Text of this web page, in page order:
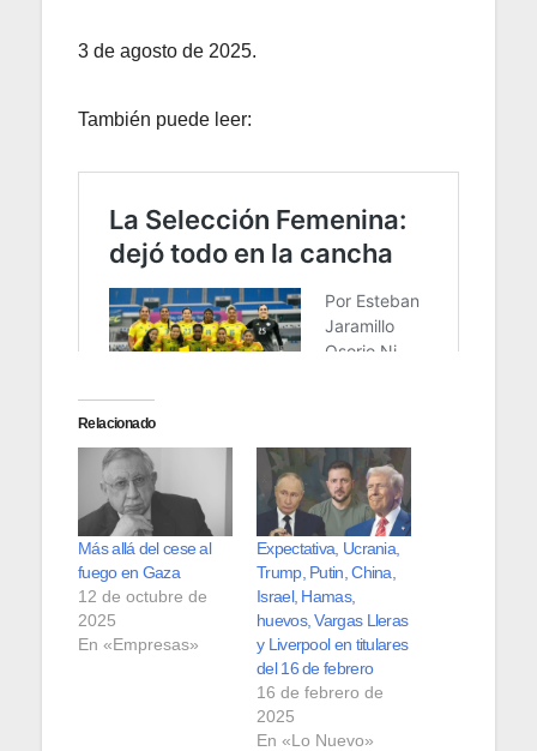
3 de agosto de 2025.
También puede leer:
Relacionado
Más allá del cese al
fuego en Gaza
12 de octubre de
2025
En «Empresas»
Expectativa, Ucrania,
Trump, Putin, China,
Israel, Hamas,
huevos, Vargas Lleras
y Liverpool en titulares
del 16 de febrero
16 de febrero de
2025
En «Lo Nuevo»